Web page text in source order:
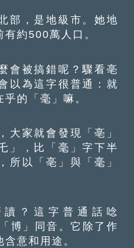
，是地級市。她地
約500萬人口。
被搞錯呢？驟看亳
以為這字很普通：就
的「毫」嘛。
家就會發現「亳」
」，比「毫」字下半
所以「亳」與「毫」
？這字普通話唸
博」同音。它除了作
意和用途。